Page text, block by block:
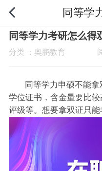
同等学力考研怎么得
分类 ：奥鹏教育
同等学力申硕不能
学位证书，含金量要比
评级等。想要拿双证只能